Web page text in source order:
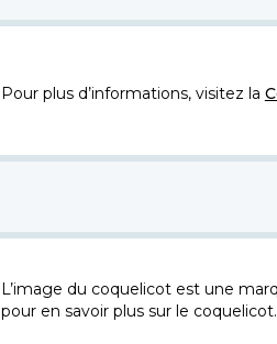
Pour plus d’informations, visitez la
L’image du coquelicot est une
pour en savoir plus sur le coquelicot.